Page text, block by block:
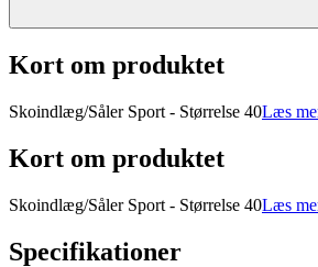
Kort om produktet
Skoindlæg/Såler Sport - Størrelse 40Læs
Kort om produktet
Skoindlæg/Såler Sport - Størrelse 40Læs
Specifikationer